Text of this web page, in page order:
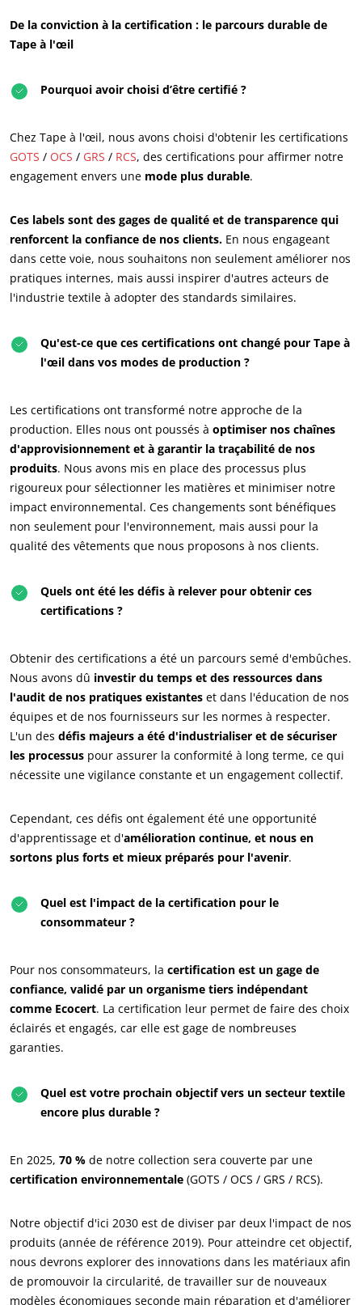
Qui sommes nous ?
Actualités
Carrières
Agir via nos prestations
Progresser avec nos équipes
S’investir pour notre environnement
Innover avec notre écosystème
NOS SECTEURS D'ACTIVITÉ
Cosmétique
Bois et forêt
Produits de la maison
Matériaux durables
Agrofourniture
De la conviction à la certification : le parcours durable de
Tape à l'œil
Pourquoi avoir choisi d’être certifié ?
Chez Tape à l'œil, nous avons choisi d'obtenir les certifications
GOTS / OCS / GRS / RCS, des certifications pour affirmer notre
engagement envers une mode plus durable.
Ces labels sont des gages de qualité et de transparence qui
renforcent la confiance de nos clients. En nous engageant
dans cette voie, nous souhaitons non seulement améliorer nos
pratiques internes, mais aussi inspirer d'autres acteurs de
l'industrie textile à adopter des standards similaires.
Qu'est-ce que ces certifications ont changé pour Tape à
l'œil dans vos modes de production ?
Les certifications ont transformé notre approche de la
production. Elles nous ont poussés à optimiser nos chaînes
d'approvisionnement et à garantir la traçabilité de nos
produits. Nous avons mis en place des processus plus
rigoureux pour sélectionner les matières et minimiser notre
impact environnemental. Ces changements sont bénéfiques
non seulement pour l'environnement, mais aussi pour la
qualité des vêtements que nous proposons à nos clients.
Quels ont été les défis à relever pour obtenir ces
certifications ?
Obtenir des certifications a été un parcours semé d'embûches.
Nous avons dû investir du temps et des ressources dans
l'audit de nos pratiques existantes et dans l'éducation de nos
équipes et de nos fournisseurs sur les normes à respecter.
L'un des défis majeurs a été d'industrialiser et de sécuriser
les processus pour assurer la conformité à long terme, ce qui
nécessite une vigilance constante et un engagement collectif.
Cependant, ces défis ont également été une opportunité
d'apprentissage et d'amélioration continue, et nous en
sortons plus forts et mieux préparés pour l'avenir.
Quel est l'impact de la certification pour le
consommateur ?
Pour nos consommateurs, la certification est un gage de
confiance, validé par un organisme tiers indépendant
comme Ecocert. La certification leur permet de faire des choix
éclairés et engagés, car elle est gage de nombreuses
garanties.
Quel est votre prochain objectif vers un secteur textile
encore plus durable ?
En 2025, 70 % de notre collection sera couverte par une
certification environnementale (GOTS / OCS / GRS / RCS).
Notre objectif d'ici 2030 est de diviser par deux l'impact de nos
produits (année de référence 2019). Pour atteindre cet objectif,
nous devrons explorer des innovations dans les matériaux afin
de promouvoir la circularité, de travailler sur de nouveaux
modèles économiques seconde main réparation et d'améliorer